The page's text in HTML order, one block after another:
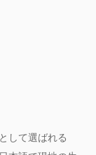
して選ばれる